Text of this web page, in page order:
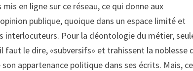
en ligne sur ce réseau, ce qui donne aux
publique, quoique dans un espace limité et
interlocuteurs. Pour la déontologie du métier,
le dire, «subversifs» et trahissent la noblesse
appartenance politique dans ses écrits. Mais,